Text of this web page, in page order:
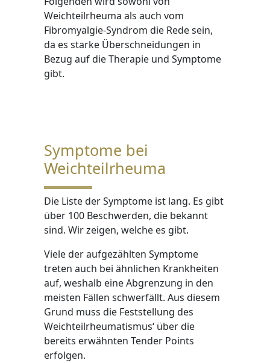
Weichteilrheuma als auch vom
Fibromyalgie-Syndrom die Rede sein,
da es starke Überschneidungen in
Bezug auf die Therapie und Symptome
gibt.
Symptome bei
Weichteilrheuma
Die Liste der Symptome ist lang. Es gibt
über 100 Beschwerden, die bekannt
sind. Wir zeigen, welche es gibt.
Viele der aufgezählten Symptome
treten auch bei ähnlichen Krankheiten
auf, weshalb eine Abgrenzung in den
meisten Fällen schwerfällt. Aus diesem
Grund muss die Feststellung des
Weichteilrheumatismus‘ über die
bereits erwähnten Tender Points
erfolgen.